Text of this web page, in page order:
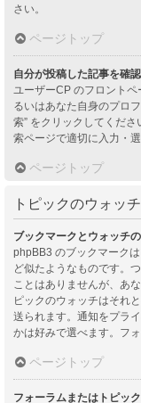
さい。
ページトップ
自分が投稿した記事を確
ユーザーCP のフロント
るいはあなた自身のプロ
索” をクリックしてくだ
索ページで適切に入力・選
ページトップ
トピックのウォッ
ブックマークとウォッチ
phpBB3 のブックマーク
ど似たようなものです。
ことはありませんが、あ
ピックのウォッチはそれ
送られます。通知をプラ
かは好みで選べます。フ
ページトップ
フォーラムまたはトピッ